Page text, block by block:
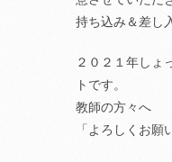
持ち込み＆差し
２０２１年しょ
トです。
教師の方々へ
「よろしくお願